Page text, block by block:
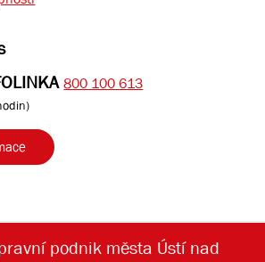
800 100 613
podnik města Ústí nad